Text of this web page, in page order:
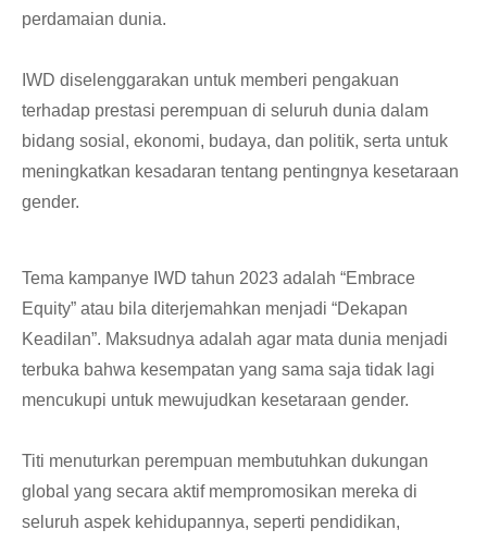
perdamaian dunia.
IWD diselenggarakan untuk memberi pengakuan
terhadap prestasi perempuan di seluruh dunia dalam
bidang sosial, ekonomi, budaya, dan politik, serta untuk
meningkatkan kesadaran tentang pentingnya kesetaraan
gender.
Tema kampanye IWD tahun 2023 adalah “Embrace
Equity” atau bila diterjemahkan menjadi “Dekapan
Keadilan”. Maksudnya adalah agar mata dunia menjadi
terbuka bahwa kesempatan yang sama saja tidak lagi
mencukupi untuk mewujudkan kesetaraan gender.
Titi menuturkan perempuan membutuhkan dukungan
global yang secara aktif mempromosikan mereka di
seluruh aspek kehidupannya, seperti pendidikan,